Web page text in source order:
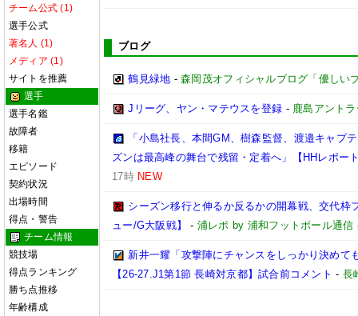
チーム公式 (1)
選手公式
著名人 (1)
メディア (1)
サイトを推薦
選手
選手名鑑
故障者
移籍
エピソード
契約状況
出場時間
得点・警告
チーム情報
競技場
得点ランキング
勝ち点推移
年齢構成
ブログ
鶴見緑地 -森岡茂オフィシャルブログ「優しい
Jリーグ、ヤン・マテウスを登録 - 鹿島アント
「小島社長、本間GM、樹森監督、渡邉キャプ
ズンは最高峰の舞台で残留・定着へ」【HHレポー
17時 NEW
シーズン移行と伸るか反るかの開幕戦、交代枠
ュー/G大阪戦】
- 浦レポ by 浦和フットボール通信
新井一耀「攻撃陣にチャンスをしっかり決めて
【26-27.J1第1節 長崎対京都】試合前コメント - 長